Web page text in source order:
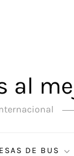
al
DE BUS